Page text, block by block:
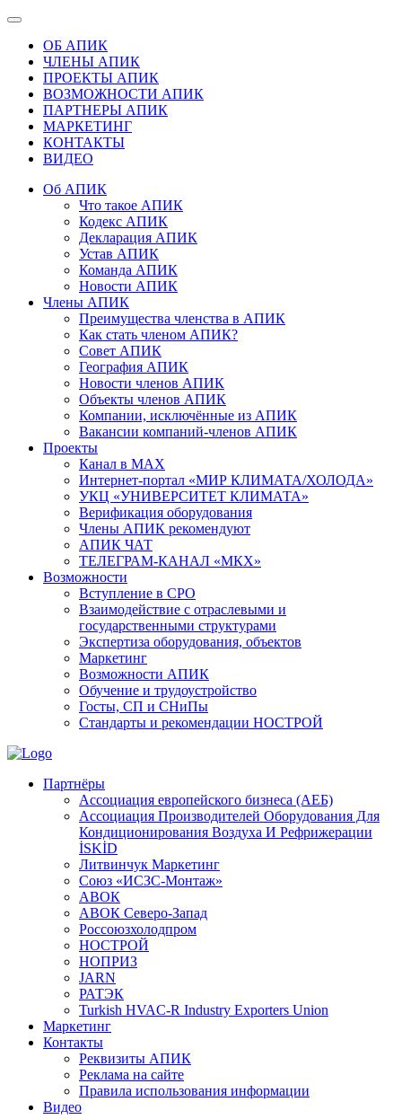
ОБ АПИК
ЧЛЕНЫ АПИК
ПРОЕКТЫ АПИК
ВОЗМОЖНОСТИ АПИК
ПАРТНЕРЫ АПИК
МАРКЕТИНГ
КОНТАКТЫ
ВИДЕО
Об АПИК
Что такое АПИК
Кодекс АПИК
Декларация АПИК
Устав АПИК
Команда АПИК
Новости АПИК
Члены АПИК
Преимущества членства в АПИК
Как стать членом АПИК?
Совет АПИК
География АПИК
Новости членов АПИК
Объекты членов АПИК
Компании, исключённые из АПИК
Вакансии компаний-членов АПИК
Проекты
Канал в MAX
Интернет-портал «МИР КЛИМАТА/ХОЛОДА»
УКЦ «УНИВЕРСИТЕТ КЛИМАТА»
Верификация оборудования
Члены АПИК рекомендуют
АПИК ЧАТ
ТЕЛЕГРАМ-КАНАЛ «МКХ»
Возможности
Вступление в СРО
Взаимодействие с отраслевыми и
государственными структурами
Экспертиза оборудования, объектов
Маркетинг
Возможности АПИК
Обучение и трудоустройство
Госты, СП и СНиПы
Стандарты и рекомендации НОСТРОЙ
Партнёры
Ассоциация европейского бизнеса (АЕБ)
Aссоциация Производителей Оборудования Для
Кондиционирования Воздуха И Рефрижерации
İSKİD
Литвинчук Маркетинг
Союз «ИСЗС-Монтаж»
АВОК
АВОК Северо-Запад
Россоюзхолодпром
НОСТРОЙ
НОПРИЗ
JARN
РАТЭК
Turkish HVAC-R Industry Exporters Union
Маркетинг
Контакты
Реквизиты АПИК
Реклама на сайте
Правила использования информации
Видео